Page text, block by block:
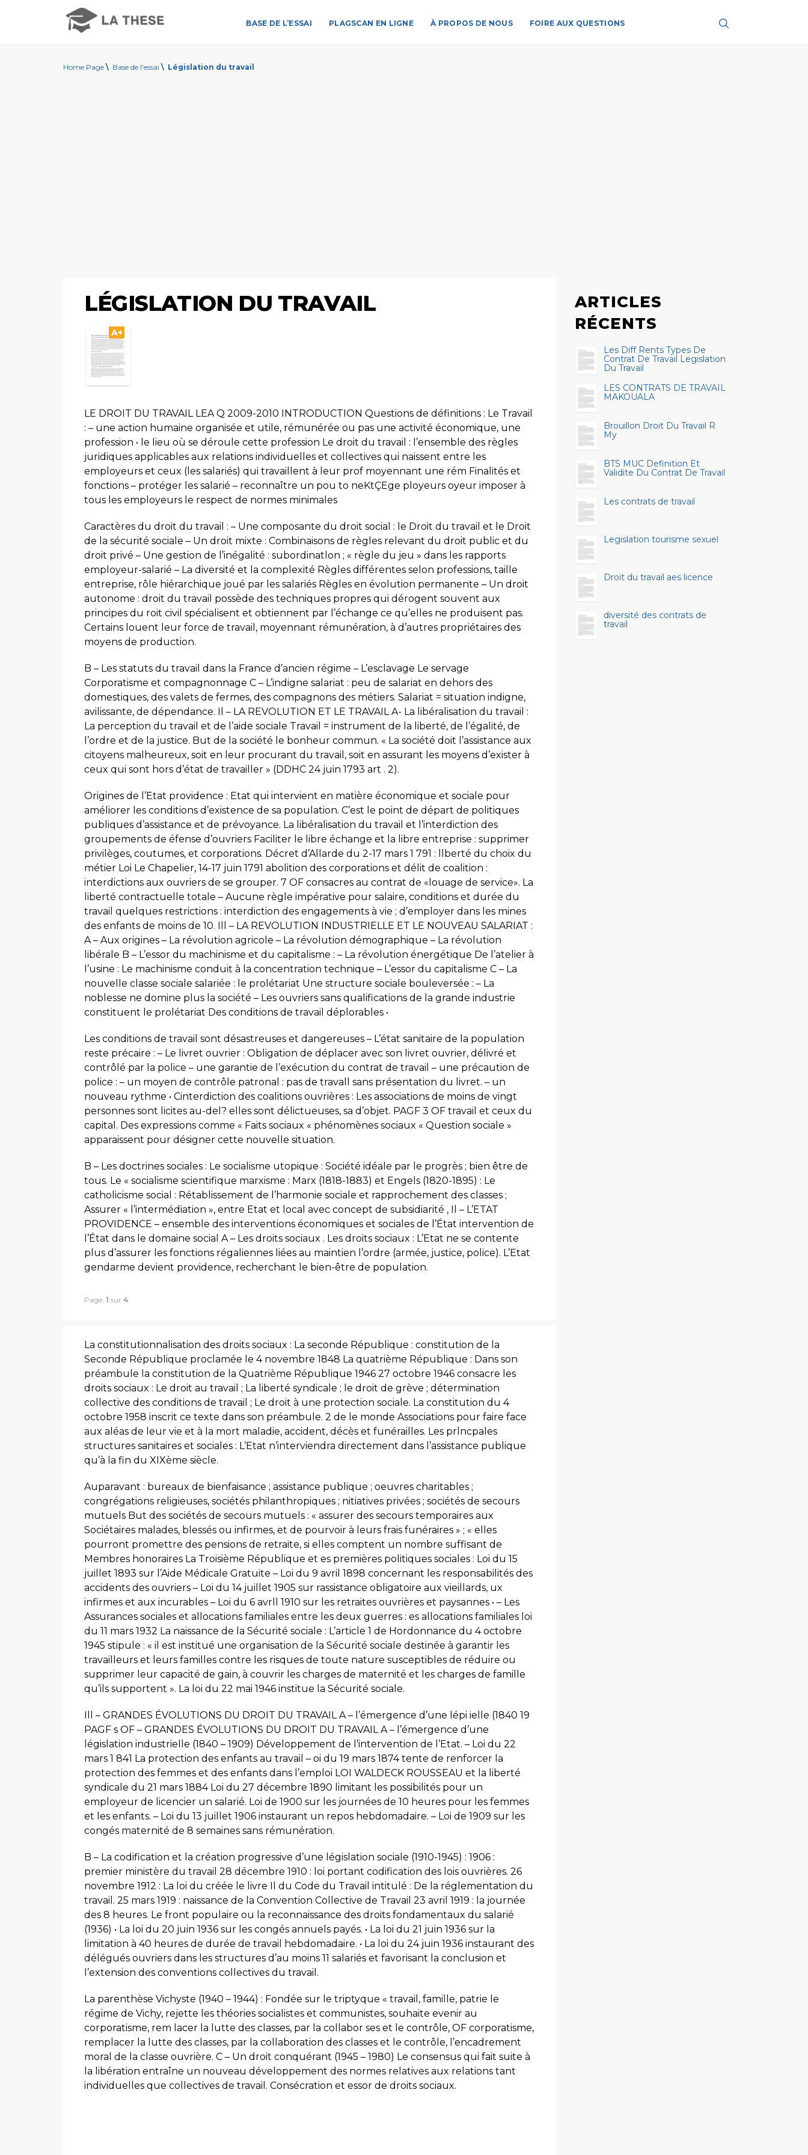
BASE DE L’ESSAI PLAGSCAN EN LIGNE À PROPOS DE NOUS FOIRE AUX QUESTIONS
Home Page \ Base de l'essai \ Législation du travail
LÉGISLATION DU TRAVAIL
A+
LE DROIT DU TRAVAIL LEA Q 2009-2010 INTRODUCTION Questions de définitions : Le Travail
: – une action humaine organisée et utile, rémunérée ou pas une activité économique, une
profession • le lieu où se déroule cette profession Le droit du travail : l’ensemble des règles
juridiques applicables aux relations individuelles et collectives qui naissent entre les
employeurs et ceux (les salariés) qui travaillent à leur prof moyennant une rém Finalités et
fonctions – protéger les salarié – reconnaître un pou to neKtÇEge ployeurs oyeur imposer à
tous les employeurs le respect de normes minimales
Caractères du droit du travail : – Une composante du droit social : le Droit du travail et le Droit
de la sécurité sociale – Un droit mixte : Combinaisons de règles relevant du droit public et du
droit privé – Une gestion de l’inégalité : subordinatlon ; « règle du jeu » dans les rapports
employeur-salarié – La diversité et la complexité Règles différentes selon professions, taille
entreprise, rôle hiérarchique joué par les salariés Règles en évolution permanente – Un droit
autonome : droit du travail possède des techniques propres qui dérogent souvent aux
principes du roit civil spécialisent et obtiennent par l’échange ce qu’elles ne produisent pas.
Certains louent leur force de travail, moyennant rémunération, à d’autres propriétaires des
moyens de production.
B – Les statuts du travail dans la France d’ancien régime – L’esclavage Le servage
Corporatisme et compagnonnage C – L’indigne salariat : peu de salariat en dehors des
domestiques, des valets de fermes, des compagnons des métiers. Salariat = situation indigne,
avilissante, de dépendance. Il – LA REVOLUTION ET LE TRAVAIL A- La libéralisation du travail :
La perception du travail et de l’aide sociale Travail = instrument de la liberté, de l’égalité, de
l’ordre et de la justice. But de la société le bonheur commun. « La société doit l’assistance aux
citoyens malheureux, soit en leur procurant du travail, soit en assurant les moyens d’exister à
ceux qui sont hors d’état de travailler » (DDHC 24 juin 1793 art . 2).
Origines de l’Etat providence : Etat qui intervient en matière économique et sociale pour
améliorer les conditions d’existence de sa population. C’est le point de départ de politiques
publiques d’assistance et de prévoyance. La libéralisation du travail et l’interdiction des
groupements de éfense d’ouvriers Faciliter le libre échange et la libre entreprise : supprimer
privilèges, coutumes, et corporations. Décret d’Allarde du 2-17 mars 1 791 : llberté du choix du
métier Loi Le Chapelier, 14-17 juin 1791 abolition des corporations et délit de coalition :
interdictions aux ouvriers de se grouper. 7 OF consacres au contrat de «louage de service». La
liberté contractuelle totale – Aucune règle impérative pour salaire, conditions et durée du
travail quelques restrictions : interdiction des engagements à vie ; d’employer dans les mines
des enfants de moins de 10. Ill – LA REVOLUTION INDUSTRIELLE ET LE NOUVEAU SALARIAT :
A – Aux origines – La révolution agricole – La révolution démographique – La révolution
libérale B – L’essor du machinisme et du capitalisme : – La révolution énergétique De l’atelier à
l’usine : Le machinisme conduit à la concentration technique – L’essor du capitalisme C – La
nouvelle classe sociale salariée : le prolétariat Une structure sociale bouleversée : – La
noblesse ne domine plus la société – Les ouvriers sans qualifications de la grande industrie
constituent le prolétariat Des conditions de travail déplorables •
Les conditions de travail sont désastreuses et dangereuses – L’état sanitaire de la population
reste précaire : – Le livret ouvrier : Obligation de déplacer avec son livret ouvrier, délivré et
contrôlé par la police – une garantie de l’exécution du contrat de travail – une précaution de
police : – un moyen de contrôle patronal : pas de travall sans présentation du livret. – un
nouveau rythme • Cinterdiction des coalitions ouvrières : Les associations de moins de vingt
personnes sont licites au-del? elles sont délictueuses, sa d’objet. PAGF 3 OF travail et ceux du
capital. Des expressions comme « Faits sociaux « phénomènes sociaux « Question sociale »
apparaissent pour désigner cette nouvelle situation.
B – Les doctrines sociales : Le socialisme utopique : Société idéale par le progrès ; bien être de
tous. Le « socialisme scientifique marxisme : Marx (1818-1883) et Engels (1820-1895) : Le
catholicisme social : Rétablissement de l’harmonie sociale et rapprochement des classes ;
Assurer « l’intermédiation », entre Etat et local avec concept de subsidiarité , Il – L’ETAT
PROVIDENCE – ensemble des interventions économiques et sociales de l’État intervention de
l’État dans le domaine social A – Les droits sociaux . Les droits sociaux : L’Etat ne se contente
plus d’assurer les fonctions régaliennes liées au maintien l’ordre (armée, justice, police). L’Etat
gendarme devient providence, recherchant le bien-être de population.
Page: 1 sur 4
La constitutionnalisation des droits sociaux : La seconde République : constitution de la
Seconde République proclamée le 4 novembre 1848 La quatrième République : Dans son
préambule la constitution de la Quatrième République 1946 27 octobre 1946 consacre les
droits sociaux : Le droit au travail ; La liberté syndicale ; le droit de grève ; détermination
collective des conditions de travail ; Le droit à une protection sociale. La constitution du 4
octobre 1958 inscrit ce texte dans son préambule. 2 de le monde Associations pour faire face
aux aléas de leur vie et à la mort maladie, accident, décès et funérailles. Les prlncpales
structures sanitaires et sociales : L’Etat n’interviendra directement dans l’assistance publique
qu’à la fin du XIXème siècle.
Auparavant : bureaux de bienfaisance ; assistance publique ; oeuvres charitables ;
congrégations religieuses, sociétés philanthropiques ; nitiatives privées ; sociétés de secours
mutuels But des sociétés de secours mutuels : « assurer des secours temporaires aux
Sociétaires malades, blessés ou infirmes, et de pourvoir à leurs frais funéraires » ; « elles
pourront promettre des pensions de retraite, si elles comptent un nombre suffisant de
Membres honoraires La Troisième République et es premières politiques sociales : Loi du 15
juillet 1893 sur l’Aide Médicale Gratuite – Loi du 9 avril 1898 concernant les responsabilités des
accidents des ouvriers – Loi du 14 juillet 1905 sur rassistance obligatoire aux vieillards, ux
infirmes et aux incurables – Loi du 6 avrll 1910 sur les retraites ouvrières et paysannes • – Les
Assurances sociales et allocations familiales entre les deux guerres : es allocations familiales loi
du 11 mars 1932 La naissance de la Sécurité sociale : L’article 1 de Hordonnance du 4 octobre
1945 stipule : « il est institué une organisation de la Sécurité sociale destinée à garantir les
travailleurs et leurs familles contre les risques de toute nature susceptibles de réduire ou
supprimer leur capacité de gain, à couvrir les charges de maternité et les charges de famille
qu’ils supportent ». La loi du 22 mai 1946 institue la Sécurité sociale.
Ill – GRANDES ÉVOLUTIONS DU DROIT DU TRAVAIL A – l’émergence d’une lépi ielle (1840 19
PAGF s OF – GRANDES ÉVOLUTIONS DU DROIT DU TRAVAIL A – l’émergence d’une
législation industrielle (1840 – 1909) Développement de l’intervention de l’Etat. – Loi du 22
mars 1 841 La protection des enfants au travail – oi du 19 mars 1874 tente de renforcer la
protection des femmes et des enfants dans l’emploi LOI WALDECK ROUSSEAU et la liberté
syndicale du 21 mars 1884 Loi du 27 décembre 1890 limitant les possibilités pour un
employeur de licencier un salarié. Loi de 1900 sur les journées de 10 heures pour les femmes
et les enfants. – Loi du 13 juillet 1906 instaurant un repos hebdomadaire. – Loi de 1909 sur les
congés maternité de 8 semaines sans rémunération.
B – La codification et la création progressive d’une législation sociale (1910-1945) : 1906 :
premier ministère du travail 28 décembre 1910 : loi portant codification des lois ouvrières. 26
novembre 1912 : La loi du créée le livre Il du Code du Travail intitulé : De la réglementation du
travail. 25 mars 1919 : naissance de la Convention Collective de Travail 23 avril 1919 : la journée
des 8 heures. Le front populaire ou la reconnaissance des droits fondamentaux du salarié
(1936) • La loi du 20 juin 1936 sur les congés annuels payés. • La loi du 21 juin 1936 sur la
limitation à 40 heures de durée de travail hebdomadaire. • La loi du 24 juin 1936 instaurant des
délégués ouvriers dans les structures d’au moins 11 salariés et favorisant la conclusion et
l’extension des conventions collectives du travail.
La parenthèse Vichyste (1940 – 1944) : Fondée sur le triptyque « travail, famille, patrie le
régime de Vichy, rejette les théories socialistes et communistes, souhaite evenir au
corporatisme, rem lacer la lutte des classes, par la collabor ses et le contrôle, OF corporatisme,
remplacer la lutte des classes, par la collaboration des classes et le contrôle, l’encadrement
moral de la classe ouvrière. C – Un droit conquérant (1945 – 1980) Le consensus qui fait suite à
la libération entraîne un nouveau développement des normes relatives aux relations tant
individuelles que collectives de travail. Consécration et essor de droits sociaux.
ARTICLES
RÉCENTS
Les Diff Rents Types De
Contrat De Travail Legislation
Du Travail
LES CONTRATS DE TRAVAIL
MAKOUALA
Brouillon Droit Du Travail R
My
BTS MUC Definition Et
Validite Du Contrat De Travail
Les contrats de travail
Legislation tourisme sexuel
Droit du travail aes licence
diversité des contrats de
travail